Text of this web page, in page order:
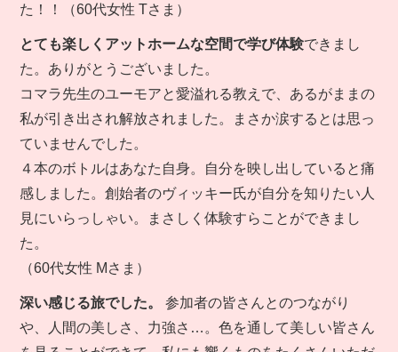
た！！（60代女性 Tさま）
とても楽しくアットホームな空間で学び体験できまし
た。ありがとうございました。
コマラ先生のユーモアと愛溢れる教えで、あるがままの
私が引き出され解放されました。まさか涙するとは思っ
ていませんでした。
４本のボトルはあなた自身。自分を映し出していると痛
感しました。創始者のヴィッキー氏が自分を知りたい人
見にいらっしゃい。まさしく体験すらことができまし
た。
（60代女性 Mさま）
深い感じる旅でした。
参加者の皆さんとのつながり
や、人間の美しさ、力強さ…。色を通して美しい皆さん